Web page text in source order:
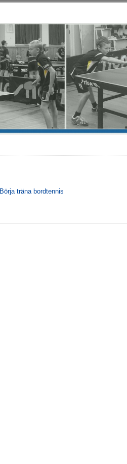
Börja träna bordtennis